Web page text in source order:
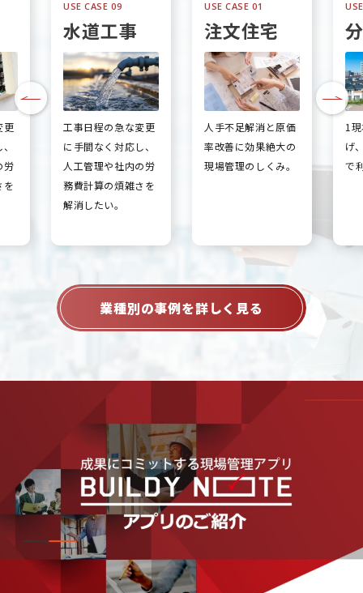
更
労
を
USE CASE 09
水道工事
工事日程の急な変更
に手間なく対応し、
人工管理や社内の労
務費計算の煩雑さを
解消したい。
USE CASE 01
注文住宅
人手不足解消と原価
率改善に効果絶大の
現場管理のしくみ。
1
げ
で
業種別の事例を詳しく見る